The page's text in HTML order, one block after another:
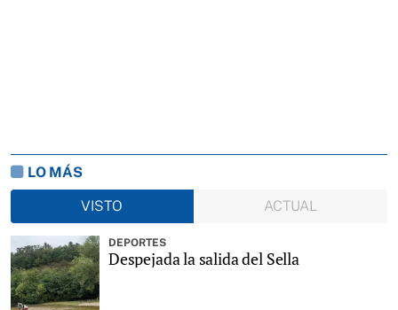
LO MÁS
VISTO
ACTUAL
DEPORTES
Despejada la salida del Sella